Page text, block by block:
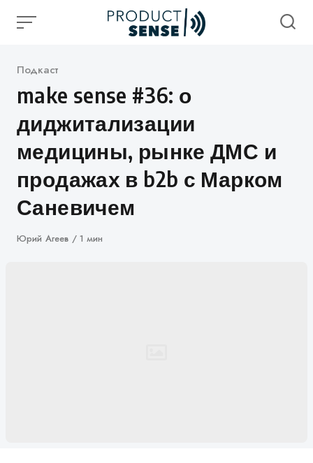
Категория
Подкаст
make sense #36: о
диджитализации
медицины, рынке ДМС и
продажах в b2b с Марком
Саневичем
Автор
Юрий Агеев 1 мин